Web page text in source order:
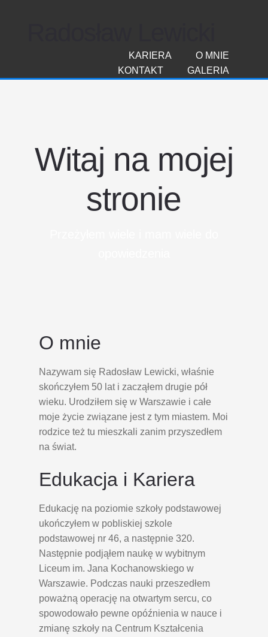
O MNIE
KARIERA
GALERIA
KONTAKT
Witaj na mojej
stronie
O mnie
Nazywam się Radosław Lewicki, właśnie
skończyłem 50 lat i zacząłem drugie pół
wieku. Urodziłem się w Warszawie i całe
moje życie związane jest z tym miastem. Moi
rodzice też tu mieszkali zanim przyszedłem
na świat.
Edukacja i Kariera
Edukację na poziomie szkoły podstawowej
ukończyłem w pobliskiej szkole
podstawowej nr 46, a następnie 320.
Następnie podjąłem naukę w wybitnym
Liceum im. Jana Kochanowskiego w
Warszawie. Podczas nauki przeszedłem
poważną operację na otwartym sercu, co
spowodowało pewne opóźnienia w nauce i
zmianę szkoły na Centrum Kształcenia